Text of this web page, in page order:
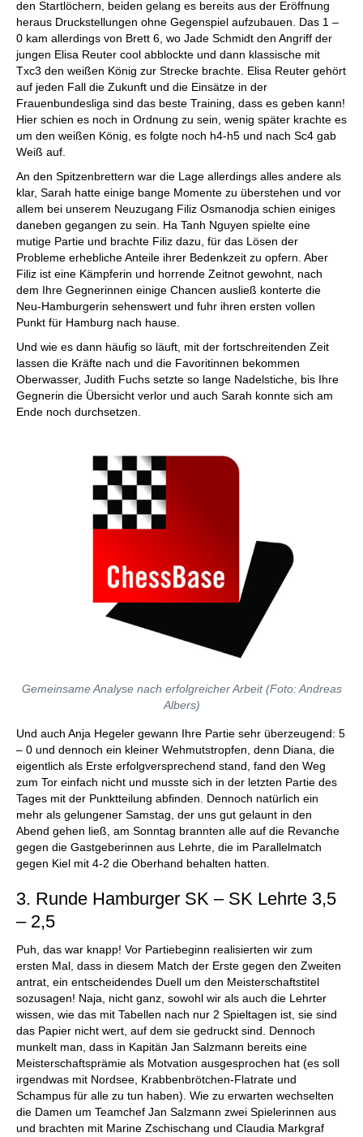
den Startlöchern, beiden gelang es bereits aus der Eröffnung
heraus Druckstellungen ohne Gegenspiel aufzubauen. Das 1 –
0 kam allerdings von Brett 6, wo Jade Schmidt den Angriff der
jungen Elisa Reuter cool abblockte und dann klassische mit
Txc3 den weißen König zur Strecke brachte. Elisa Reuter gehört
auf jeden Fall die Zukunft und die Einsätze in der
Frauenbundesliga sind das beste Training, dass es geben kann!
Hier schien es noch in Ordnung zu sein, wenig später krachte es
um den weißen König, es folgte noch h4-h5 und nach Sc4 gab
Weiß auf.
An den Spitzenbrettern war die Lage allerdings alles andere als
klar, Sarah hatte einige bange Momente zu überstehen und vor
allem bei unserem Neuzugang Filiz Osmanodja schien einiges
daneben gegangen zu sein. Ha Tanh Nguyen spielte eine
mutige Partie und brachte Filiz dazu, für das Lösen der
Probleme erhebliche Anteile ihrer Bedenkzeit zu opfern. Aber
Filiz ist eine Kämpferin und horrende Zeitnot gewohnt, nach
dem Ihre Gegnerinnen einige Chancen ausließ konterte die
Neu-Hamburgerin sehenswert und fuhr ihren ersten vollen
Punkt für Hamburg nach hause.
Und wie es dann häufig so läuft, mit der fortschreitenden Zeit
lassen die Kräfte nach und die Favoritinnen bekommen
Oberwasser, Judith Fuchs setzte so lange Nadelstiche, bis Ihre
Gegnerin die Übersicht verlor und auch Sarah konnte sich am
Ende noch durchsetzen.
Gemeinsame Analyse nach erfolgreicher Arbeit (Foto: Andreas
Albers)
Und auch Anja Hegeler gewann Ihre Partie sehr überzeugend: 5
– 0 und dennoch ein kleiner Wehmutstropfen, denn Diana, die
eigentlich als Erste erfolgversprechend stand, fand den Weg
zum Tor einfach nicht und musste sich in der letzten Partie des
Tages mit der Punktteilung abfinden. Dennoch natürlich ein
mehr als gelungener Samstag, der uns gut gelaunt in den
Abend gehen ließ, am Sonntag brannten alle auf die Revanche
gegen die Gastgeberinnen aus Lehrte, die im Parallelmatch
gegen Kiel mit 4-2 die Oberhand behalten hatten.
3. Runde Hamburger SK – SK Lehrte 3,5
– 2,5
Puh, das war knapp! Vor Partiebeginn realisierten wir zum
ersten Mal, dass in diesem Match der Erste gegen den Zweiten
antrat, ein entscheidendes Duell um den Meisterschaftstitel
sozusagen! Naja, nicht ganz, sowohl wir als auch die Lehrter
wissen, wie das mit Tabellen nach nur 2 Spieltagen ist, sie sind
das Papier nicht wert, auf dem sie gedruckt sind. Dennoch
munkelt man, dass in Kapitän Jan Salzmann bereits eine
Meisterschaftsprämie als Motvation ausgesprochen hat (es soll
irgendwas mit Nordsee, Krabbenbrötchen-Flatrate und
Schampus für alle zu tun haben). Wie zu erwarten wechselten
die Damen um Teamchef Jan Salzmann zwei Spielerinnen aus
und brachten mit Marine Zschischang und Claudia Markgraf